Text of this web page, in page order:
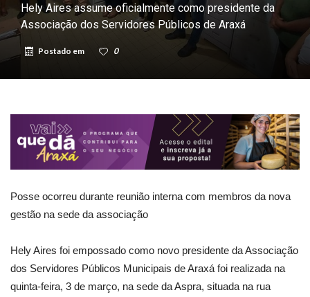
Hely Aires assume oficialmente como presidente da
Associação dos Servidores Públicos de Araxá
Postado em 0
Posse ocorreu durante reunião interna com membros da nova
gestão na sede da associação
Hely Aires foi empossado como novo presidente da Associação
dos Servidores Públicos Municipais de Araxá foi realizada na
quinta-feira, 3 de março, na sede da Aspra, situada na rua